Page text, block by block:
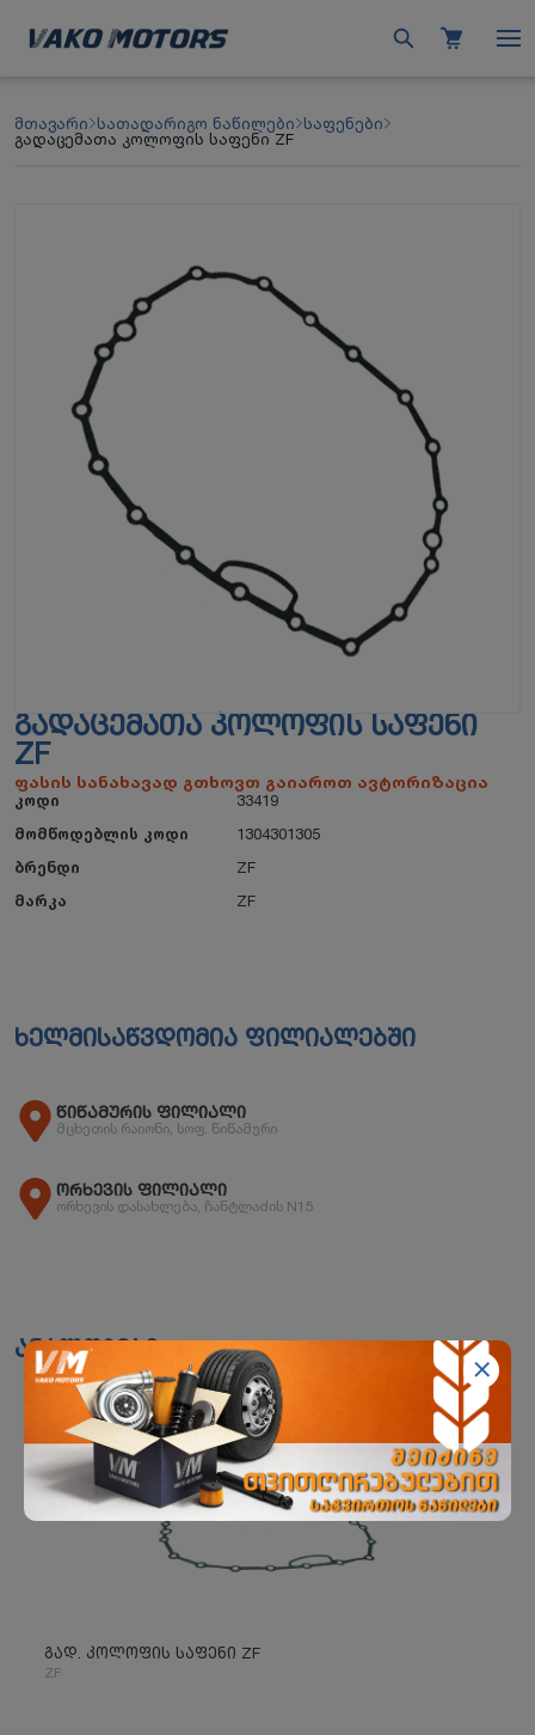
მთავარი სათადარიგო ნაწილები საფენები
გადაცემათა კოლოფის საფენი ZF
ᲒᲐᲓᲐᲪᲔᲛᲐᲗᲐ ᲙᲝᲚᲝᲤᲘᲡ ᲡᲐᲤᲔᲜᲘ
ZF
ფასის სანახავად გთხოვთ გაიაროთ ავტორიზაცია
კოდი
33419
მომწოდებლის კოდი
1304301305
ბრენდი
ZF
მარკა
ZF
ხელმისაწვდომია ფილიალებში
წიწამურის ფილიალი
მცხეთის რაიონი, სოფ. წიწამური
ორხევის ფილიალი
ორხევის დასახლება, ჩანტლაძის N15
ანალოგები
გად. კოლოფის საფენი ZF
ZF